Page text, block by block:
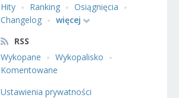
Hity
Ranking
Osiągnięcia
Changelog
więcej
RSS
Wykopane
Wykopalisko
Komentowane
Ustawienia prywatności